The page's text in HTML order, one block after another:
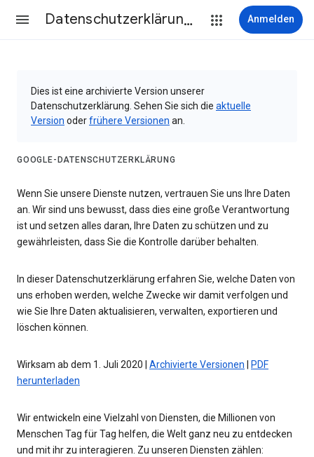
Datenschutzerklärung & Nutzungsbedingungen Anmelden
Dies ist eine archivierte Version unserer
Datenschutzerklärung. Sehen Sie sich die aktuelle
Version oderfrühere Versionen an.
GOOGLE-DATENSCHUTZERKLÄRUNG
Wenn Sie unsere Dienste nutzen, vertrauen Sie uns Ihre Daten
an. Wir sind uns bewusst, dass dies eine große Verantwortung
ist und setzen alles daran, Ihre Daten zu schützen und zu
gewährleisten, dass Sie die Kontrolle darüber behalten.
In dieser Datenschutzerklärung erfahren Sie, welche Daten von
uns erhoben werden, welche Zwecke wir damit verfolgen und
wie Sie Ihre Daten aktualisieren, verwalten, exportieren und
löschen können.
Wirksam ab dem 1. Juli 2020 | Archivierte Versionen
PDF
herunterladen
Wir entwickeln eine Vielzahl von Diensten, die Millionen von
Menschen Tag für Tag helfen, die Welt ganz neu zu entdecken
und mit ihr zu interagieren. Zu unseren Diensten zählen: